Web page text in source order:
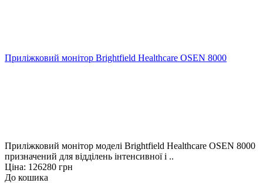
Приліжковий монітор Brightfield Healthcare OSEN 8000
Приліжковий монітор моделі Brightfield Healthcare OSEN 8000
призначений для відділень інтенсивної і ..
Ціна: 126280 грн
До кошика